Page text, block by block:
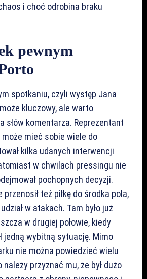
i choć odrobina braku
pewnym
spotkaniu, czyli występ Jana
kluczowy, ale warto
słów komentarza. Reprezentant
mieć sobie wiele do
kilka udanych interwencji
w chwilach pressingu nie
pochopnych decyzji.
przenosił też piłkę do środka pola,
w atakach. Tam było już
w drugiej połowie, kiedy
jedną wybitną sytuację. Mimo
nie można powiedzieć wielu
należy przyznać mu, że był dużo